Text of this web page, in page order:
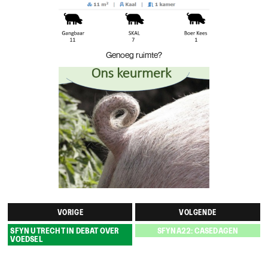
Genoeg ruimte?
VORIGE VOLGENDE
SFYN UTRECHT IN DEBAT OVER
VOEDSEL
SFYNA22: CASEDAGEN